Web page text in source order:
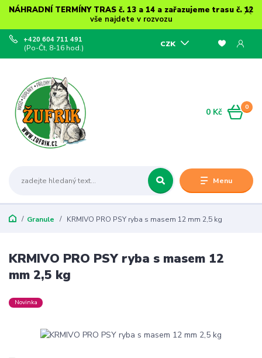
NÁHRADNÍ TERMÍNY TRAS č. 13 a 14 a zařazujeme trasu č. 12
vše najdete v rozvozu
Menu
CZK
+420 604 711 491
(Po-Čt, 8-16 hod.)
0
0 Kč
Granule KRMIVO PRO PSY ryba s masem 12 mm 2,5 kg
KRMIVO PRO PSY ryba s masem 12
mm 2,5 kg
Novinka